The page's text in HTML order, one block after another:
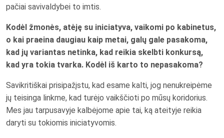
pačiai savivaldybei to imtis.
Kodėl žmonės, atėję su iniciatyva, vaikomi po kabinetus,
o kai praeina daugiau kaip metai, galų gale pasakoma,
kad jų variantas netinka, kad reikia skelbti konkursą,
kad yra tokia tvarka. Kodėl iš karto to nepasakoma?
Savikritiškai prisipažįstu, kad esame kalti, jog nenukreipėme
jų teisinga linkme, kad turėjo vaikščioti po mūsų koridorius.
Mes jau tarpusavyje kalbėjome apie tai, ką ateityje reikia
daryti su tokiomis iniciatyvomis.